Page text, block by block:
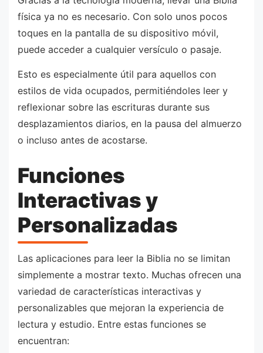
física ya no es necesario. Con solo unos pocos
toques en la pantalla de su dispositivo móvil,
puede acceder a cualquier versículo o pasaje.
Esto es especialmente útil para aquellos con
estilos de vida ocupados, permitiéndoles leer y
reflexionar sobre las escrituras durante sus
desplazamientos diarios, en la pausa del almuerzo
o incluso antes de acostarse.
Funciones
Interactivas y
Personalizadas
Las aplicaciones para leer la Biblia no se limitan
simplemente a mostrar texto. Muchas ofrecen una
variedad de características interactivas y
personalizables que mejoran la experiencia de
lectura y estudio. Entre estas funciones se
encuentran: